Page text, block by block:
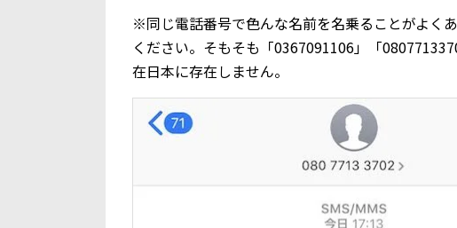
※同じ電話番号で色んな名前を名乗ることがよく
ください。そもそも「0367091106」「
在日本に存在しません。